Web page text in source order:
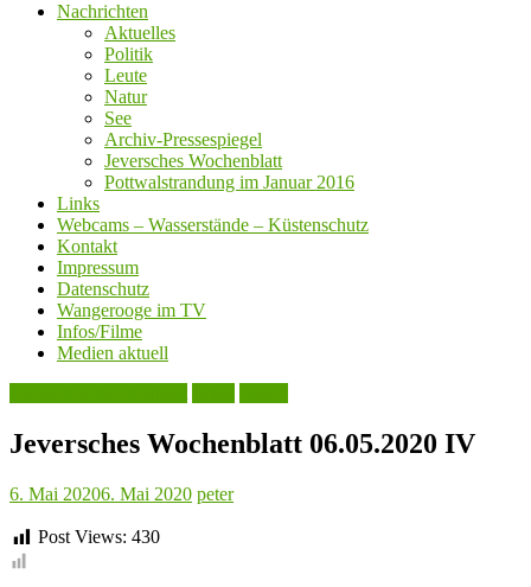
Nachrichten
Aktuelles
Politik
Leute
Natur
See
Archiv-Pressespiegel
Jeversches Wochenblatt
Pottwalstrandung im Januar 2016
Links
Webcams – Wasserstände – Küstenschutz
Kontakt
Impressum
Datenschutz
Wangerooge im TV
Infos/Filme
Medien aktuell
Jeversches Wochenblatt 06.05.2020 IV
6. Mai 20206. Mai 2020 peter
Post Views: 430